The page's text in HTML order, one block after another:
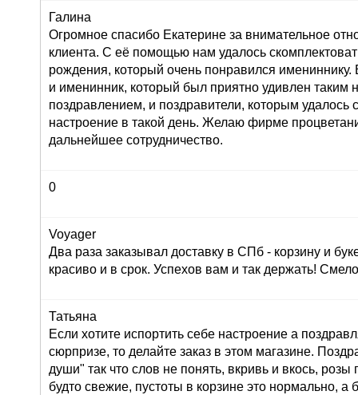
Галина
Огромное спасибо Екатерине за внимательное
клиента. С её помощью нам удалось
рождения, который очень понравился имениннику.
и именинник, который был приятно удивлен таким
поздравлением, и поздравители, которым удалось
настроение в такой день. Желаю фирме
дальнейшее сотрудничество.
0
Voyager
Два раза заказывал доставку в СПб - корзину и
красиво и в срок. Успехов вам и так держать!
Татьяна
Если хотите испортить себе настроение а
сюрпризе, то делайте заказ в этом магазине.
души" так что слов не понять, вкривь и вкось, розы
будто свежие, пустоты в корзине это нормально, а